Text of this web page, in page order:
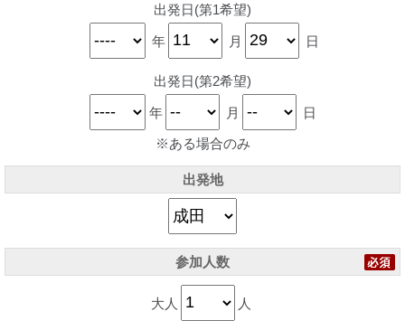
出発日(第1希望)
年 月 日
出発日(第2希望)
年 月 日
※ある場合のみ
出発地
参加人数
大人 人